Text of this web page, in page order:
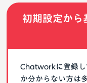
初期設定から
Chatworkに登録し
か分からない方は